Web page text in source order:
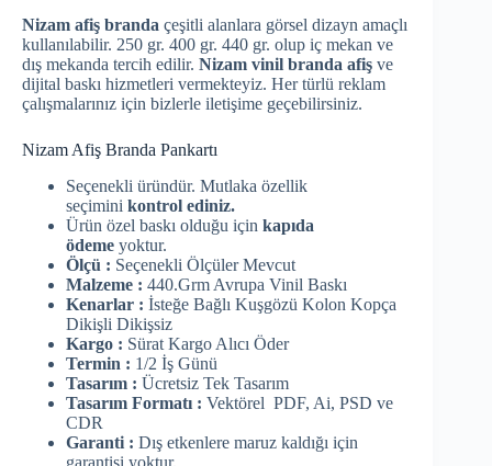
Nizam afiş branda çeşitli alanlara görsel dizayn amaçlı
kullanılabilir. 250 gr. 400 gr. 440 gr. olup iç mekan ve
dış mekanda tercih edilir. Nizam vinil branda afiş ve
dijital baskı hizmetleri vermekteyiz. Her türlü reklam
çalışmalarınız için bizlerle iletişime geçebilirsiniz.
Nizam Afiş Branda Pankartı
Seçenekli üründür. Mutlaka özellik
seçimini kontrol ediniz.
Ürün özel baskı olduğu için kapıda
ödeme yoktur.
Ölçü : Seçenekli Ölçüler Mevcut
Malzeme : 440.Grm Avrupa Vinil Baskı
Kenarlar : İsteğe Bağlı Kuşgözü Kolon Kopça
Dikişli Dikişsiz
Kargo : Sürat Kargo Alıcı Öder
Termin : 1/2 İş Günü
Tasarım : Ücretsiz Tek Tasarım
Tasarım Formatı : Vektörel PDF, Ai, PSD ve
CDR
Garanti : Dış etkenlere maruz kaldığı için
garantisi yoktur.